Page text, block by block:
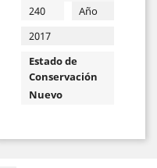
240
Año
2017
Estado de
Conservación
Nuevo